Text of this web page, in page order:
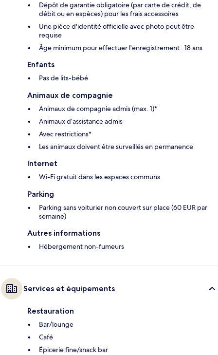
Dépôt de garantie obligatoire (par carte de crédit, de
débit ou en espèces) pour les frais accessoires
Une pièce d'identité officielle avec photo peut être
requise
Âge minimum pour effectuer l'enregistrement : 18 ans
Enfants
Pas de lits-bébé
Animaux de compagnie
Animaux de compagnie admis (max. 1)*
Animaux d’assistance admis
Avec restrictions*
Les animaux doivent être surveillés en permanence
Internet
Wi-Fi gratuit dans les espaces communs
Parking
Parking sans voiturier non couvert sur place (60 EUR par
semaine)
Autres informations
Hébergement non-fumeurs
Services et équipements
Restauration
Bar/lounge
Café
Épicerie fine/snack bar